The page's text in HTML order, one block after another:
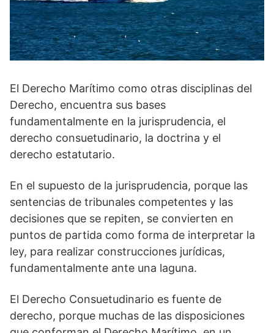
El Derecho Marítimo como otras disciplinas del
Derecho, encuentra sus bases
fundamentalmente en la jurisprudencia, el
derecho consuetudinario, la doctrina y el
derecho estatutario.
En el supuesto de la jurisprudencia, porque las
sentencias de tribunales competentes y las
decisiones que se repiten, se convierten en
puntos de partida como forma de interpretar la
ley, para realizar construcciones jurídicas,
fundamentalmente ante una laguna.
El Derecho Consuetudinario es fuente de
derecho, porque muchas de las disposiciones